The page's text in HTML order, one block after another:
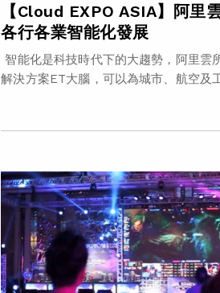
【Cloud EXPO ASIA】阿里
各行各業智能化發展
智能化是科技時代下的大趨勢，阿里雲
解決方案ET大腦，可以為城市、航空及